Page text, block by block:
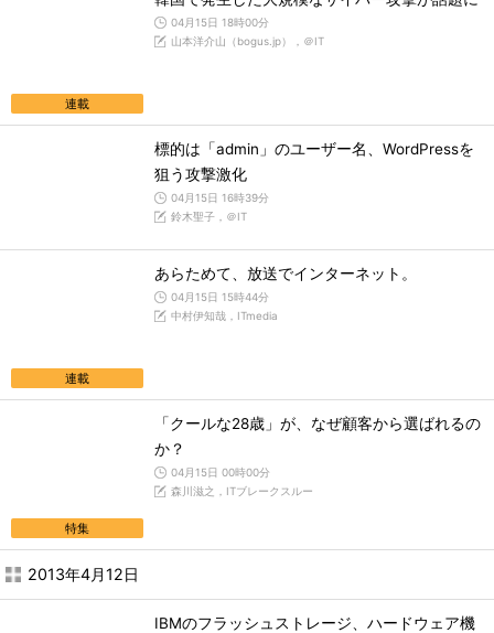
連載
04月15日 18時00分
山本洋介山（bogus.jp），＠IT
標的は「admin」のユーザー名、WordPressを
狙う攻撃激化
04月15日 16時39分
鈴木聖子，＠IT
連載
あらためて、放送でインターネット。
04月15日 15時44分
中村伊知哉，ITmedia
特集
「クールな28歳」が、なぜ顧客から選ばれるの
か？
04月15日 00時00分
森川滋之，ITブレークスルー
2013年4月12日
IBMのフラッシュストレージ、ハードウェア機